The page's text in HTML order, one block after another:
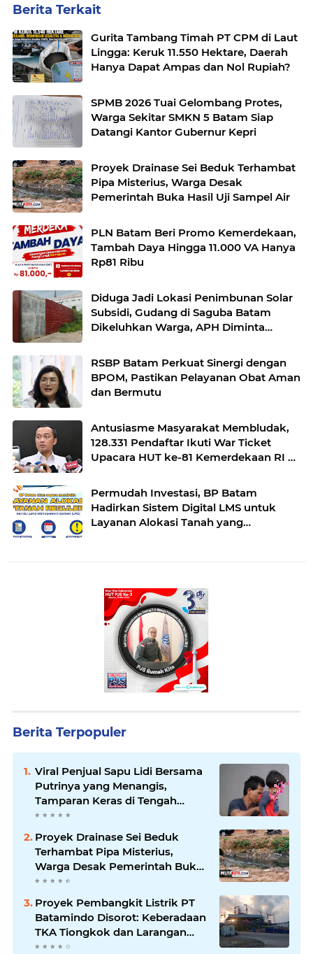
Berita Terkait
Gurita Tambang Timah PT CPM di Laut
Lingga: Keruk 11.550 Hektare, Daerah
Hanya Dapat Ampas dan Nol Rupiah?
SPMB 2026 Tuai Gelombang Protes,
Warga Sekitar SMKN 5 Batam Siap
Datangi Kantor Gubernur Kepri
Proyek Drainase Sei Beduk Terhambat
Pipa Misterius, Warga Desak
Pemerintah Buka Hasil Uji Sampel Air
PLN Batam Beri Promo Kemerdekaan,
Tambah Daya Hingga 11.000 VA Hanya
Rp81 Ribu
Diduga Jadi Lokasi Penimbunan Solar
Subsidi, Gudang di Saguba Batam
Dikeluhkan Warga, APH Diminta
RSBP Batam Perkuat Sinergi dengan
BPOM, Pastikan Pelayanan Obat Aman
dan Bermutu
Antusiasme Masyarakat Membludak,
128.331 Pendaftar Ikuti War Ticket
Upacara HUT ke-81 Kemerdekaan RI di
Permudah Investasi, BP Batam
Hadirkan Sistem Digital LMS untuk
Layanan Alokasi Tanah yang
Berita Terpopuler
Viral Penjual Sapu Lidi Bersama
Putrinya yang Menangis,
Tamparan Keras di Tengah
Maraknya Korupsi
Proyek Drainase Sei Beduk
Terhambat Pipa Misterius,
Warga Desak Pemerintah Buka
Hasil Uji Sampel Air
Proyek Pembangkit Listrik PT
Batamindo Disorot: Keberadaan
TKA Tiongkok dan Larangan
Liputan Wartawan Jadi